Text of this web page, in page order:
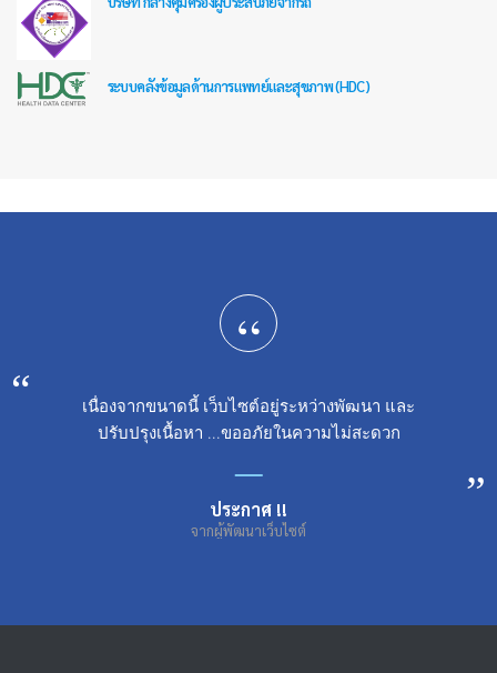
ระบบคลังข้อมูลด้านการแพทย์และสุขภาพ (HDC)
“
เนื่องจากขนาดนี้ เว็บไซต์อยู่ระหว่างพัฒนา และ
ปรับปรุงเนื้อหา ...ขออภัยในความไม่สะดวก
ประกาศ !!
จากผู้พัฒนาเว็บไซต์